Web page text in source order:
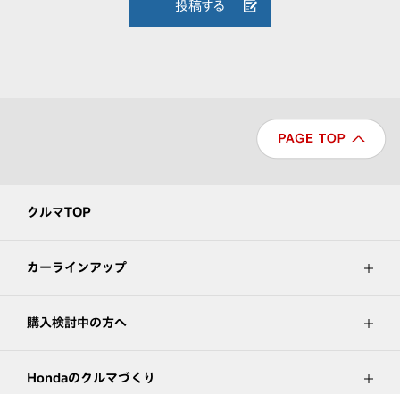
投稿する
クルマTOP
カーラインアップ
購入検討中の方へ
Hondaのクルマづくり